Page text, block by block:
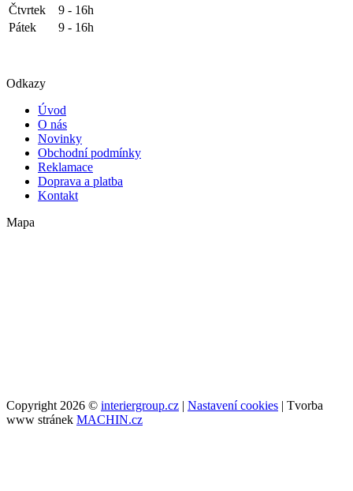
Čtvrtek
9 - 16h
Pátek
9 - 16h
Odkazy
Úvod
O nás
Novinky
Obchodní podmínky
Reklamace
Doprava a platba
Kontakt
Mapa
Copyright 2026 © interiergroup.cz | Nastavení cookies | Tvorba
www stránek MACHIN.cz